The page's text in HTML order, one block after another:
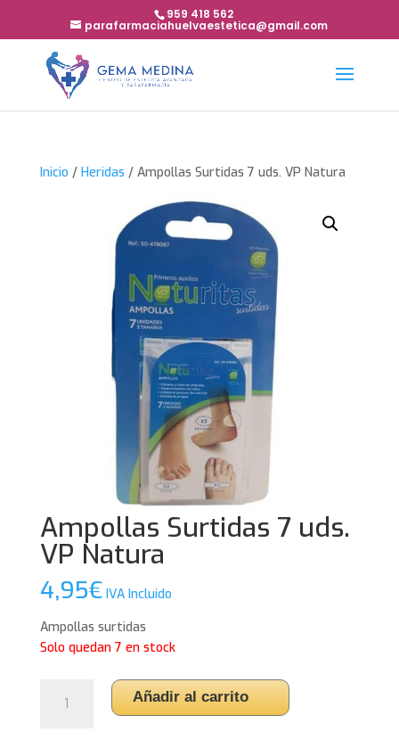
959 418 562
parafarmaciahuelvaestetica@gmail.com
Inicio / Heridas / Ampollas Surtidas 7 uds. VP Natura
Ampollas Surtidas 7 uds.
VP Natura
4,95€ IVA Incluido
Ampollas surtidas
Solo quedan 7 en stock
Surtidas
Añadir al carrito